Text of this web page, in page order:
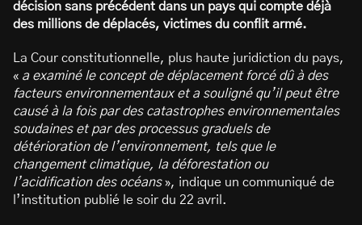
décision sans précédent dans un pays qui compte déjà
des millions de déplacés, victimes du conflit armé.
La Cour constitutionnelle, plus haute juridiction du pays,
« a examiné le concept de déplacement forcé dû à des
facteurs environnementaux et a souligné qu’il peut être
causé à la fois par des catastrophes environnementales
soudaines et par des processus graduels de
détérioration de l’environnement, tels que le
changement climatique, la déforestation ou
l’acidification des océans», indique un communiqué de
l’institution publié le soir du 22 avril.